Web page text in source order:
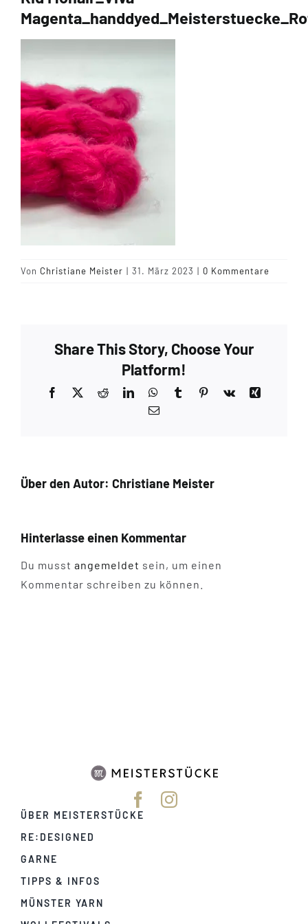
Tipps & Infos
Münster Yarn
Wollfestivals
Kontakt
Von Christiane Meister | 31. März 2023 | 0 Kommentare
Share This Story, Choose Your
Platform!
Facebook Reddit LinkedInWhatsApp
TumblrPinterest
Vk
E-
Über den Autor: Christiane Meister
Hinterlasse einen Kommentar
Du musst angemeldet sein, um einen
Kommentar schreiben zu können.
ÜBER MEISTERSTÜCKE
RE:DESIGNED
GARNE
TIPPS & INFOS
MÜNSTER YARN